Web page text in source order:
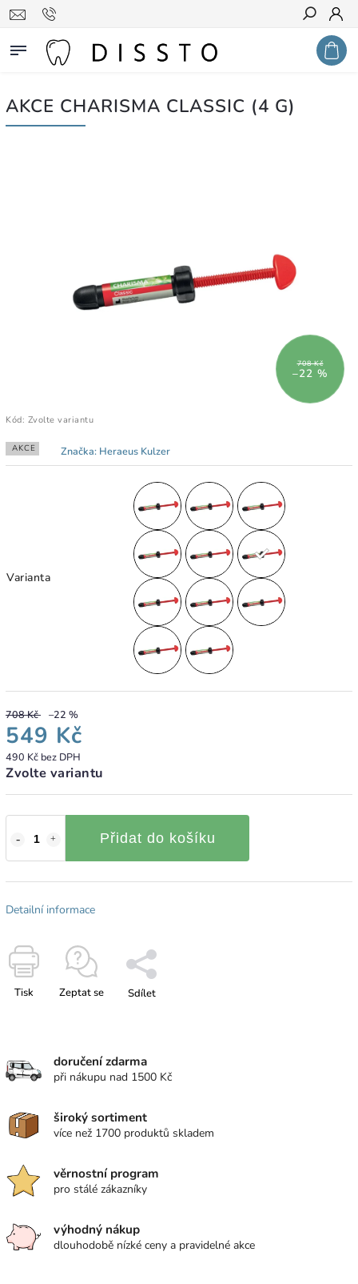
Hledat
AKCE CHARISMA CLASSIC (4 G)
708 Kč
–22 %
Kód: Zvolte variantu
AKCE Značka: Heraeus Kulzer
Varianta
708 Kč –22 %
549 Kč
490 Kč bez DPH
Zvolte variantu
Přidat do košíku
Detailní informace
Tisk Zeptat se Sdílet
doručení zdarma
při nákupu nad 1500 Kč
široký sortiment
více než 1700 produktů skladem
věrnostní program
pro stálé zákazníky
výhodný nákup
dlouhodobě nízké ceny a pravidelné akce